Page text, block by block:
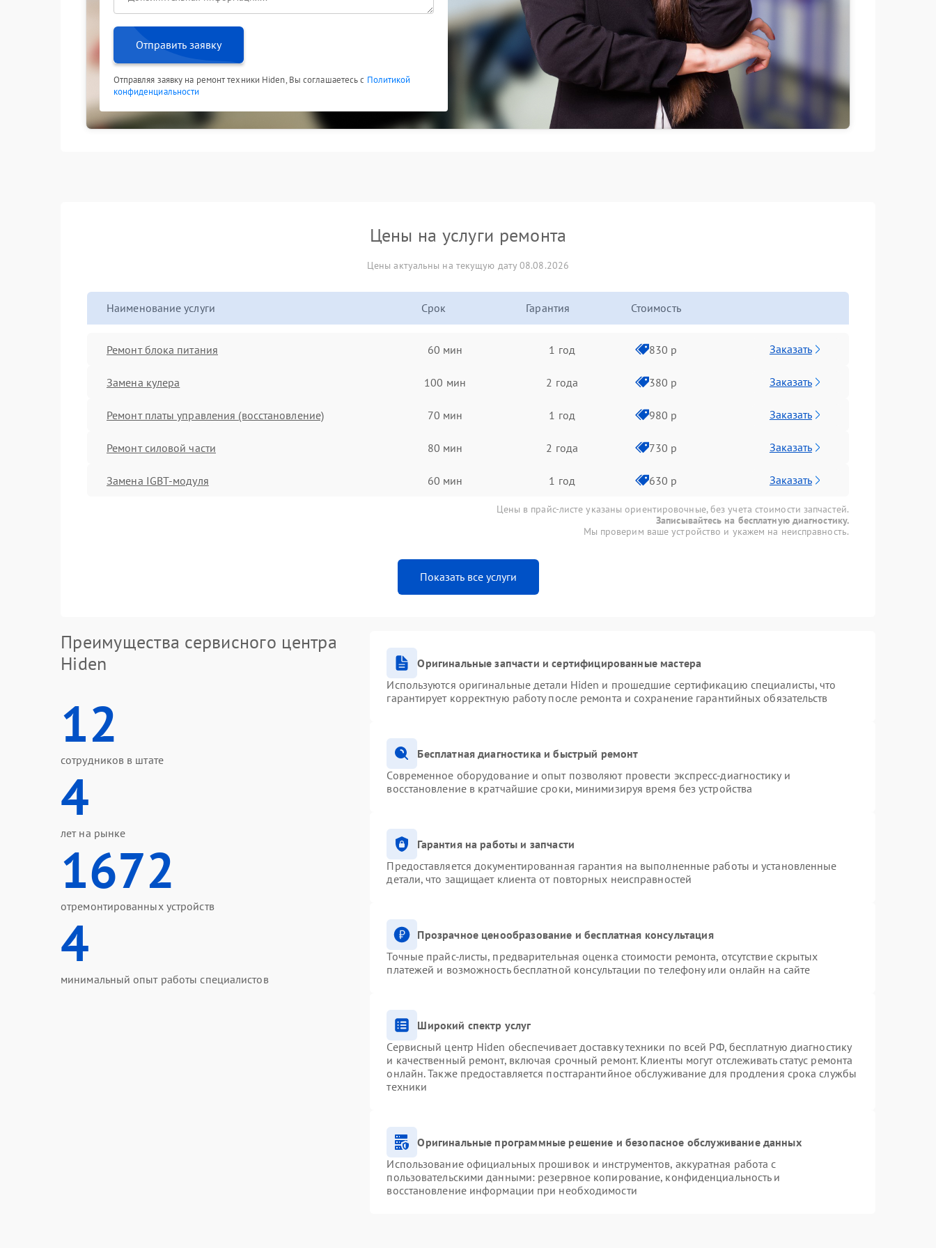
Отправить заявку
Отправляя заявку на ремонт техники Hiden, Вы соглашаетесь с Политикой
конфиденциальности
Цены на услуги ремонта
Цены актуальны на текущую дату 08.08.2026
Наименование услуги Срок Гарантия Стоимость
Ремонт блока питания 60 мин 1 год 830 р Заказать
Замена кулера 100 мин 2 года 380 р Заказать
Ремонт платы управления (восстановление) 70 мин 1 год 980 р Заказать
Ремонт силовой части 80 мин 2 года 730 р Заказать
Замена IGBT-модуля 60 мин 1 год 630 р Заказать
Цены в прайс-листе указаны ориентировочные, без учета стоимости запчастей.
Записывайтесь на бесплатную диагностику.
Мы проверим ваше устройство и укажем на неисправность.
Показать все услуги
Преимущества сервисного центра
Hiden
12
сотрудников в штате
4
лет на рынке
1672
отремонтированных устройств
4
минимальный опыт работы специалистов
Оригинальные запчасти и сертифицированные мастера
Используются оригинальные детали Hiden и прошедшие сертификацию специалисты, что
гарантирует корректную работу после ремонта и сохранение гарантийных обязательств
Бесплатная диагностика и быстрый ремонт
Современное оборудование и опыт позволяют провести экспресс-диагностику и
восстановление в кратчайшие сроки, минимизируя время без устройства
Гарантия на работы и запчасти
Предоставляется документированная гарантия на выполненные работы и установленные
детали, что защищает клиента от повторных неисправностей
Прозрачное ценообразование и бесплатная консультация
Точные прайс-листы, предварительная оценка стоимости ремонта, отсутствие скрытых
платежей и возможность бесплатной консультации по телефону или онлайн на сайте
Широкий спектр услуг
Сервисный центр Hiden обеспечивает доставку техники по всей РФ, бесплатную диагностику
и качественный ремонт, включая срочный ремонт. Клиенты могут отслеживать статус ремонта
онлайн. Также предоставляется постгарантийное обслуживание для продления срока службы
техники
Оригинальные программные решение и безопасное обслуживание данных
Использование официальных прошивок и инструментов, аккуратная работа с
пользовательскими данными: резервное копирование, конфиденциальность и
восстановление информации при необходимости